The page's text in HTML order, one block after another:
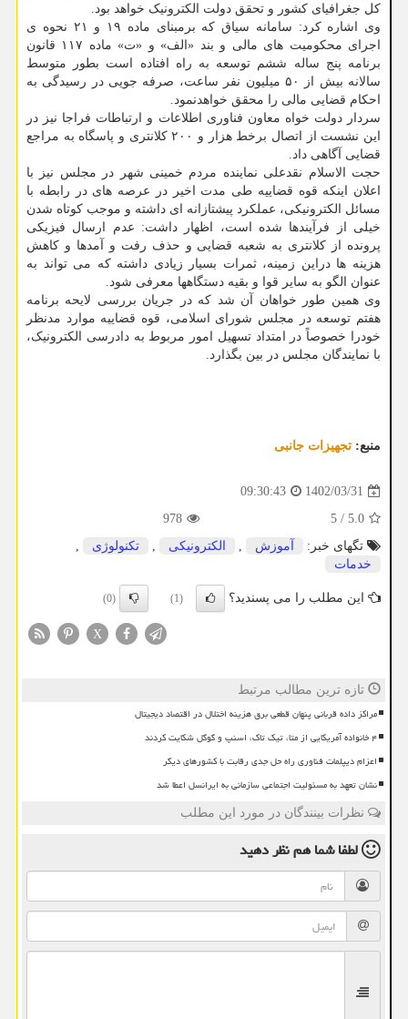
کل جغرافیای کشور و تحقق دولت الکترونیک خواهد بود.
وی اشاره کرد: سامانه سیاق که برمبنای ماده ۱۹ و ۲۱ نحوه ی
اجرای محکومیت های مالی و بند «الف» و «ت» ماده ۱۱۷ قانون
برنامه پنج ساله ششم توسعه به راه افتاده است بطور متوسط
سالانه بیش از ۵۰ میلیون نفر ساعت، صرفه جویی در رسیدگی به
احکام قضایی مالی را محقق خواهدنمود.
سردار دولت خواه معاون فناوری اطلاعات و ارتباطات فراجا نیز در
این نشست از اتصال برخط هزار و ۲۰۰ کلانتری و پاسگاه به مراجع
قضایی آگاهی داد.
حجت الاسلام نقدعلی نماینده مردم خمینی شهر در مجلس نیز با
اعلان اینکه قوه قضاییه طی مدت اخیر در عرصه های در رابطه با
مسائل الکترونیکی، عملکرد پیشتازانه ای داشته و موجب کوتاه شدن
خیلی از فرآیندها شده است، اظهار داشت: عدم ارسال فیزیکی
پرونده از کلانتری به شعبه قضایی و حذف رفت و آمدها و کاهش
هزینه ها دراین زمینه، ثمرات بسیار زیادی داشته که می تواند به
عنوان الگو به سایر قوا و بقیه دستگاهها معرفی شود.
وی همین طور خواهان آن شد که در جریان بررسی لایحه برنامه
هفتم توسعه در مجلس شورای اسلامی، قوه قضاییه موارد مدنظر
خودرا خصوصاً در امتداد تسهیل امور مربوط به دادرسی الکترونیک،
با نمایندگان مجلس در بین بگذارد.
منبع: تجهیزات جانبی
1402/03/31
09:30:43
5.0
/
5
978
تگهای خبر:
آموزش , الكترونیكی , تكنولوژی
,
خدمات
این مطلب را می پسندید؟ (1)
(0)
X
تازه ترین مطالب مرتبط
مراکز داده قربانی پنهان قطعی برق هزینه اختلال در اقتصاد دیجیتال
۴ خانواده آمریکایی از متا، تیک تاک، اسنپ و گوگل شکایت کردند
اعزام دیپلمات فناوری راه حل جدی رقابت با کشورهای دیگر
نشان تعهد به مسئولیت اجتماعی سازمانی به ایرانسل اعطا شد
نظرات بینندگان در مورد این مطلب
لطفا شما همنظر دهید